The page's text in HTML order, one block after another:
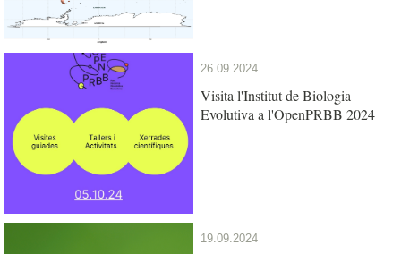
26.09.2024
Visita l'Institut de Biologia
Evolutiva a l'OpenPRBB 2024
19.09.2024